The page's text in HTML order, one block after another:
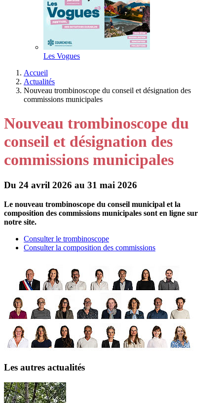
Les Vogues
Accueil
Actualités
Nouveau trombinoscope du conseil et désignation des
commissions municipales
Nouveau trombinoscope du
conseil et désignation des
commissions municipales
Du 24 avril 2026 au 31 mai 2026
Le nouveau trombinoscope du conseil municipal et la
composition des commissions municipales sont en ligne sur
notre site.
Consulter le trombinoscope
Consulter la composition des commissions
Les autres actualités